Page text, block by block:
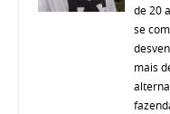
de 20
se
mais